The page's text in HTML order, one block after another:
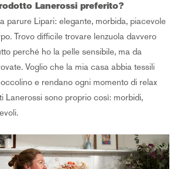
Lanerossi preferito?
parure Lipari: elegante, morbida, piacevole
Trovo difficile trovare lenzuola davvero
perché ho la pelle sensibile, ma da
Voglio che la mia casa abbia tessili
e rendano ogni momento di relax
Lanerossi sono proprio così: morbidi,